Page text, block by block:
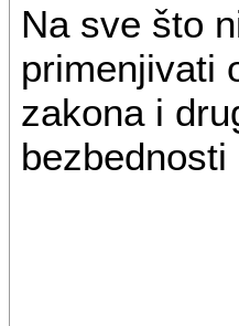
Na sve što
primenjivati
zakona i